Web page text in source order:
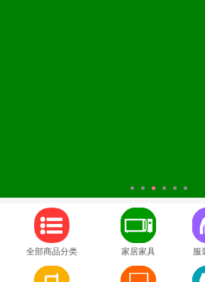
1 2 3 4 5 6
全部商品分类 家居家具 服